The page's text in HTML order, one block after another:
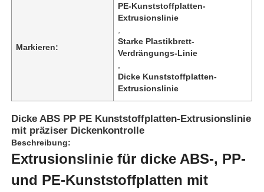
Zu Hause
Markieren:
PE-Kunststoffplatten-
Extrusionslinie
Starke Plastikbrett-
Verdrängungs-Linie
Dicke Kunststoffplatten-
Extrusionslinie
Dicke ABS PP PE Kunststoffplatten-Extrusionslinie
mit präziser Dickenkontrolle
Beschreibung:
Extrusionslinie für dicke ABS-, PP-
und PE-Kunststoffplatten mit